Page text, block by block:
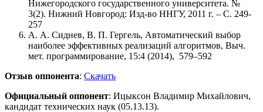
Нижегородского государственного университета. №
3(2). Нижний Новгород: Изд-во ННГУ, 2011 г. – С. 249-
257
А. А. Сиднев, В. П. Гергель, Автоматический выбор
наиболее эффективных реализаций алгоритмов, Выч.
мет. программирование, 15:4 (2014), 579–592
Отзыв оппонента: Скачать
Официальный оппонент: Ицыксон Владимир Михайлович,
кандидат технических наук (05.13.13).